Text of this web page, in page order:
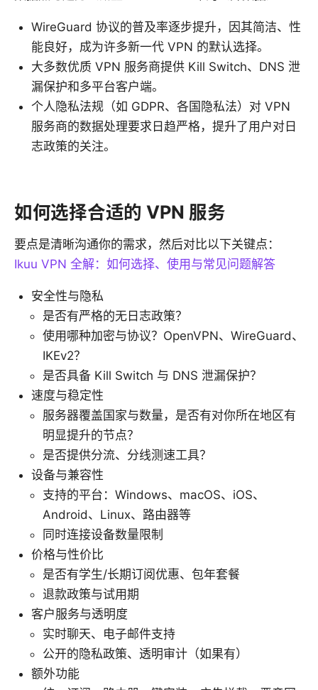
WireGuard 协议的普及率逐步提升，因其简洁、性
能良好，成为许多新一代 VPN 的默认选择。
大多数优质 VPN 服务商提供 Kill Switch、DNS 泄
漏保护和多平台客户端。
个人隐私法规（如 GDPR、各国隐私法）对 VPN
服务商的数据处理要求日趋严格，提升了用户对日
志政策的关注。
如何选择合适的 VPN 服务
要点是清晰沟通你的需求，然后对比以下关键点：
Ikuu VPN 全解：如何选择、使用与常见问题解答
安全性与隐私
是否有严格的无日志政策？
使用哪种加密与协议？OpenVPN、WireGuard、
IKEv2？
是否具备 Kill Switch 与 DNS 泄漏保护？
速度与稳定性
服务器覆盖国家与数量，是否有对你所在地区有
明显提升的节点？
是否提供分流、分线测速工具？
设备与兼容性
支持的平台：Windows、macOS、iOS、
Android、Linux、路由器等
同时连接设备数量限制
价格与性价比
是否有学生/长期订阅优惠、包年套餐
退款政策与试用期
客户服务与透明度
实时聊天、电子邮件支持
公开的隐私政策、透明审计（如果有）
额外功能